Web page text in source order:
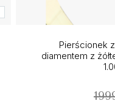
Pierścionek
diamentem z